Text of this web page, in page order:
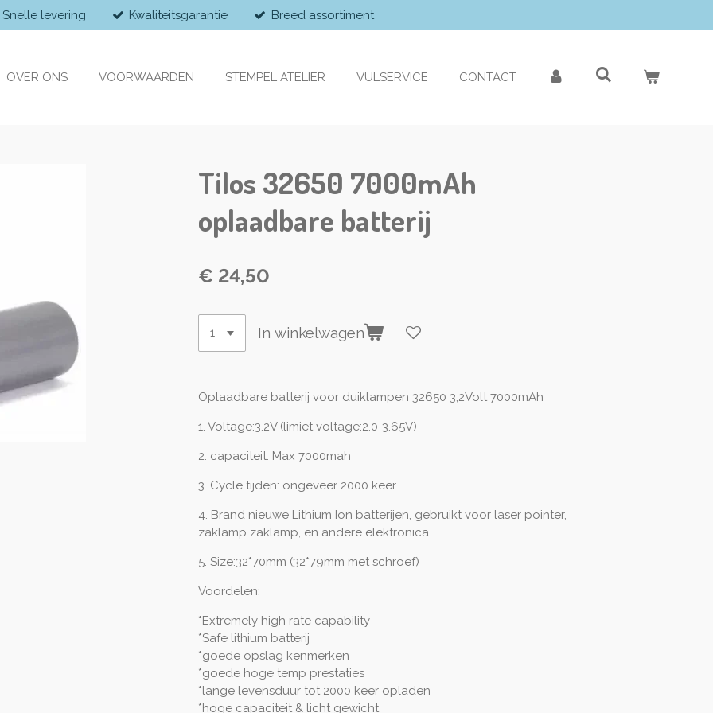
Snelle levering Kwaliteitsgarantie Breed assortiment
OVER ONS VOORWAARDEN STEMPEL ATELIER VULSERVICE CONTACT
Tilos 32650 7000mAh
oplaadbare batterij
€ 24,50
In winkelwagen
Oplaadbare batterij voor duiklampen 32650 3,2Volt 7000mAh
1. Voltage:3.2V (limiet voltage:2.0-3.65V)
2. capaciteit: Max 7000mah
3. Cycle tijden: ongeveer 2000 keer
4. Brand nieuwe Lithium Ion batterijen, gebruikt voor laser pointer,
zaklamp zaklamp, en andere elektronica.
5. Size:32*70mm (32*79mm met schroef)
Voordelen:
*Extremely high rate capability
*Safe lithium batterij
*goede opslag kenmerken
*goede hoge temp prestaties
*lange levensduur tot 2000 keer opladen
*hoge capaciteit & licht gewicht